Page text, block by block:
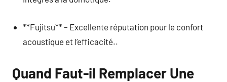
**Fujitsu** – Excellente réputation pour le confort
acoustique et l’efficacité..
Quand Faut-il Remplacer Une